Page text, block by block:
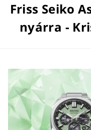
Friss Seiko
nyárra -